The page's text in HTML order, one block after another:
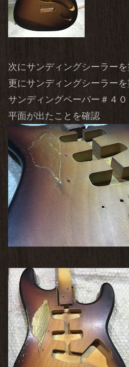
次にサンディングシーラー
更にサンディングシーラー
サンディングペーパー＃４
平面が出たことを確認